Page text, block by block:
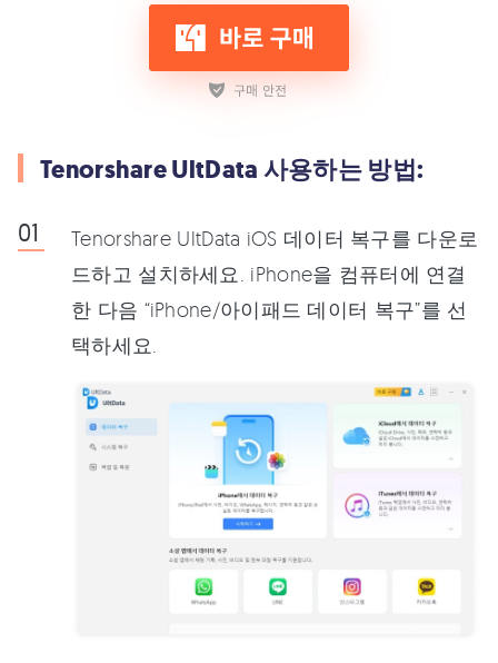
Tenorshare UltData 사용하는 방법:
Tenorshare UltData iOS 데이터 복구를 다운로
드하고 설치하세요. iPhone을 컴퓨터에 연결
한 다음 “iPhone/아이패드 데이터 복구”를 선
택하세요.